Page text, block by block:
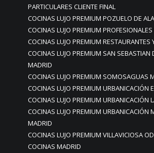
PARTICULARES CLIENTE FINAL
COCINAS LUJO PREMIUM POZUELO DE
COCINAS LUJO PREMIUM
COCINAS LUJO PREMIUM RESTAURANTES
COCINAS LUJO PREMIUM SAN SEBASTIAN
MADRID
COCINAS LUJO PREMIUM SOMOSAGUAS
COCINAS LUJO PREMIUM URBANICACIÓN
COCINAS LUJO PREMIUM URBANICACIÓN
COCINAS LUJO PREMIUM URBANICACIÓN
MADRID
COCINAS LUJO PREMIUM VILLAVICIOSA
COCINAS MADRID